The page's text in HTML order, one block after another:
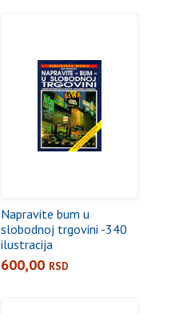
Napravite bum u
slobodnoj trgovini -340
ilustracija
600,00 RSD